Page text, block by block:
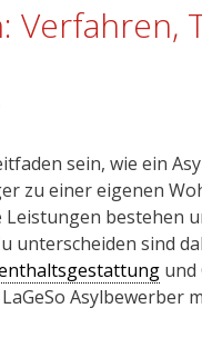
Verfahren,
sein, wie ein
zu einer eigenen
bestehen
unterscheiden sind
und
Asylbewerber